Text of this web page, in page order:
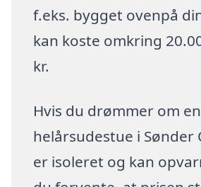
f.eks. bygget ovenpå
kan koste omkring
kr.
Hvis du drømmer om
helårsudestue i Sønder
er isoleret og kan